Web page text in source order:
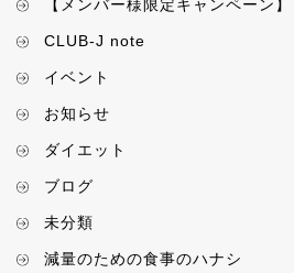
【メンバー様限定キャンペーン】
CLUB-J note
イベント
お知らせ
ダイエット
ブログ
未分類
減量のための食事のハナシ